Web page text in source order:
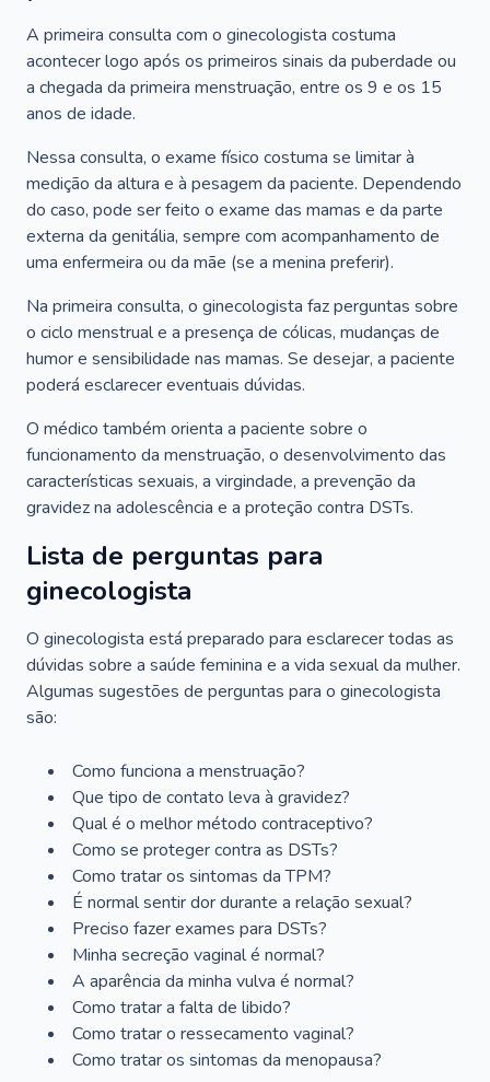
A primeira consulta com o ginecologista costuma
acontecer logo após os primeiros sinais da puberdade ou
a chegada da primeira menstruação, entre os 9 e os 15
anos de idade.
Nessa consulta, o exame físico costuma se limitar à
medição da altura e à pesagem da paciente. Dependendo
do caso, pode ser feito o exame das mamas e da parte
externa da genitália, sempre com acompanhamento de
uma enfermeira ou da mãe (se a menina preferir).
Na primeira consulta, o ginecologista faz perguntas sobre
o ciclo menstrual e a presença de cólicas, mudanças de
humor e sensibilidade nas mamas. Se desejar, a paciente
poderá esclarecer eventuais dúvidas.
O médico também orienta a paciente sobre o
funcionamento da menstruação, o desenvolvimento das
características sexuais, a virgindade, a prevenção da
gravidez na adolescência e a proteção contra DSTs.
Lista de perguntas para
ginecologista
O ginecologista está preparado para esclarecer todas as
dúvidas sobre a saúde feminina e a vida sexual da mulher.
Algumas sugestões de perguntas para o ginecologista
são:
Como funciona a menstruação?
Que tipo de contato leva à gravidez?
Qual é o melhor método contraceptivo?
Como se proteger contra as DSTs?
Como tratar os sintomas da TPM?
É normal sentir dor durante a relação sexual?
Preciso fazer exames para DSTs?
Minha secreção vaginal é normal?
A aparência da minha vulva é normal?
Como tratar a falta de libido?
Como tratar o ressecamento vaginal?
Como tratar os sintomas da menopausa?